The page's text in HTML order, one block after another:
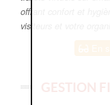
offrant confort et
visiteurs et votre
GESTION